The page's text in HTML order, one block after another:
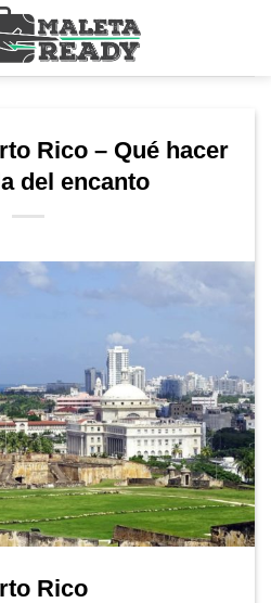
Rico – Qué hacer
del encanto
Rico